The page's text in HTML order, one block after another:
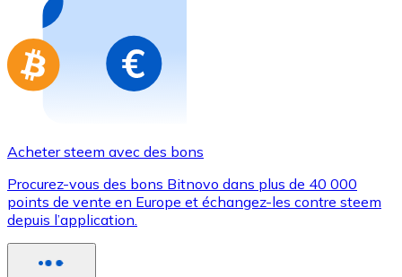
Aller à la boutique de cartes-cadeaux
Acheter steem avec des bons
Procurez-vous des bons Bitnovo dans plus de 40 000
points de vente en Europe et échangez-les contre steem
depuis l’application.